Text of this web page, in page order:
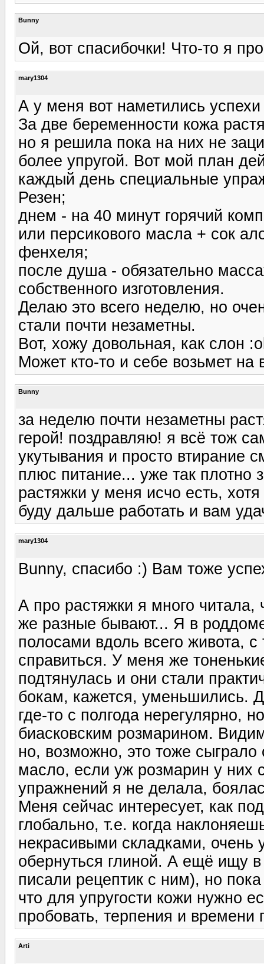
Bunny
Ой, вот спасибочки! Что-то я
mary1304
А у меня вот наметились
За две беременности кожа
но я решила пока на них не
более упругой. Вот мой план
каждый день специальные
Резен;
днем - на 40 минут горячий
или персикового масла + сок
фенхеля;
после душа - обязательно
собственного изготовления.
Делаю это всего неделю, но
стали почти незаметны.
Вот, хожу довольная, как слон
Может кто-то и себе возьмет на
Bunny
за неделю почти незаметны
герой! поздравляю! я всё тож
укутывания и просто втирание
плюс питание... уже так плотно
растяжки у меня исчо есть,
буду дальше работать и вам
mary1304
Bunny, спасибо :) Вам тоже
А про растяжки я много
же разные бывают... Я в
полосами вдоль всего живота,
справиться. У меня же
подтянулась и они стали
бокам, кажется, уменьшились.
где-то с полгода нерегулярно,
биасковским розмарином.
но, возможно, это тоже
масло, если уж розмарин у них
упражнений я не делала,
Меня сейчас интересует, как
глобально, т.е. когда
некрасивыми складками, очень
обернуться глиной. А ещё ищу в
писали рецептик с ним), но
что для упругости кожи нужно
пробовать, терпения и времени
Arti